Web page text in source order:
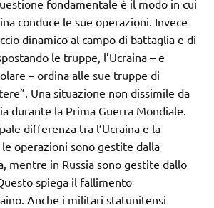
fondamentale è il modo in cui
conduce le sue operazioni. Invece
dinamico al campo di battaglia e di
le truppe, l’Ucraina – e
– ordina alle sue truppe di
Una situazione non dissimile da
durante la Prima Guerra Mondiale.
differenza tra l’Ucraina e la
le operazioni sono gestite dalla
mentre in Russia sono gestite dallo
spiega il fallimento
Anche i militari statunitensi